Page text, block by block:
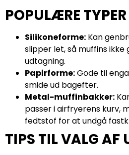
POPULÆRE
Silikoneforme: Kan
slipper let, så muffins ikke
udtagning.
Papirforme:Gode til
smide ud bagefter.
Metal-muffinbakker:
passer i airfryerens kurv,
fedtstof for at undgå
TIPS TIL VALG AF